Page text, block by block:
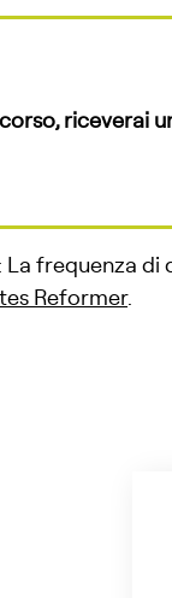
riceverai
La frequenza di
Reformer.